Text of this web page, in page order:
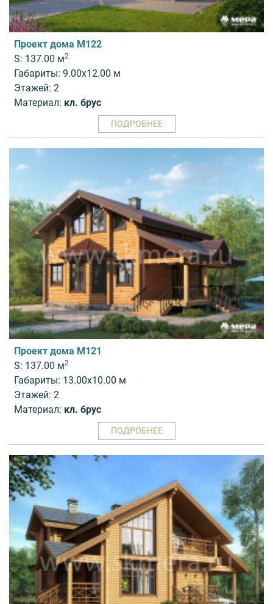
Проект дома M122
S: 137.00 м2
Габариты: 9.00x12.00 м
Этажей: 2
Материал: кл. брус
ПОДРОБНЕЕ
Проект дома M121
S: 137.00 м2
Габариты: 13.00x10.00 м
Этажей: 2
Материал: кл. брус
ПОДРОБНЕЕ